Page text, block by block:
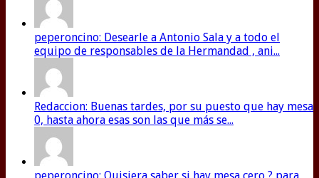
peperoncino: Desearle a Antonio Sala y a todo el
equipo de responsables de la Hermandad , ani...
Redaccion: Buenas tardes, por su puesto que hay mesa
0, hasta ahora esas son las que más se...